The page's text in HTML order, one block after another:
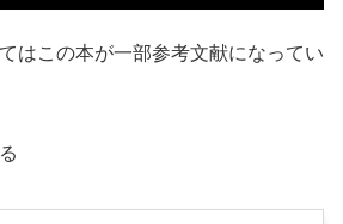
はこの本が一部参考文献になってい